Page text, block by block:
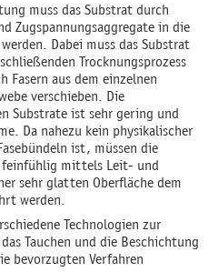
muss das Substrat durch
Zugspannungsaggregate in die
Dabei muss das Substrat
Trocknungsprozess
Fasern aus dem einzelnen
verschieben. Die
Substrate ist sehr gering und
Da nahezu kein physikalischer
ist, müssen die
mittels Leit- und
sehr glatten Oberfläche dem
werden.
Technologien zur
Tauchen und die Beschichtung
bevorzugten Verfahren